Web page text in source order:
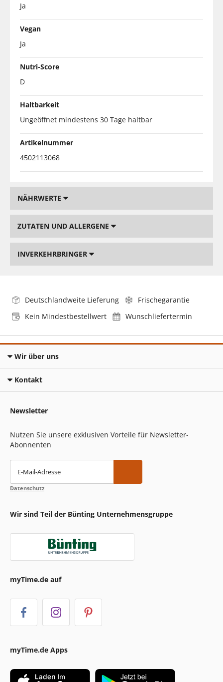
Ja
Vegan
Ja
Nutri-Score
D
Haltbarkeit
Ungeöffnet mindestens 30 Tage haltbar
Artikelnummer
4502113068
NÄHRWERTE
ZUTATEN UND ALLERGENE
INVERKEHRBRINGER
Deutschlandweite Lieferung
Frischegarantie
Kein Mindestbestellwert
Wunschliefertermin
Wir über uns
Kontakt
Newsletter
Nutzen Sie unsere exklusiven Vorteile für Newsletter-
Abonnenten
E-Mail-Adresse
Datenschutz
Wir sind Teil der Bünting Unternehmensgruppe
myTime.de auf
myTime.de Apps